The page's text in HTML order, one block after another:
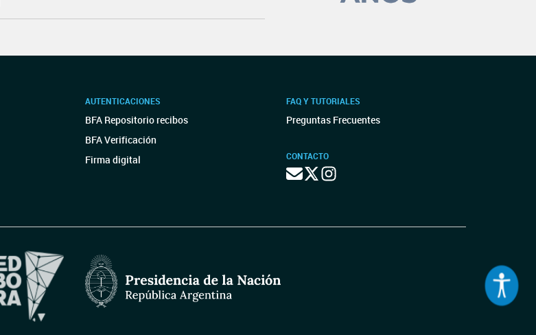
AUTENTICACIONES
BFA Repositorio recibos
BFA Verificación
Firma digital
FAQ Y TUTORIALES
Preguntas Frecuentes
CONTACTO